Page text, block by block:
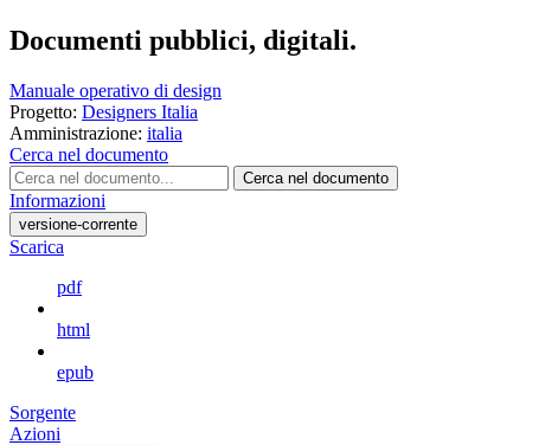
Documenti pubblici, digitali.
Manuale operativo di design
Progetto: Designers Italia
Amministrazione: italia
Cerca nel documento
Cerca nel documento
Informazioni
versione-corrente
Scarica
pdf
html
epub
Sorgente
Azioni